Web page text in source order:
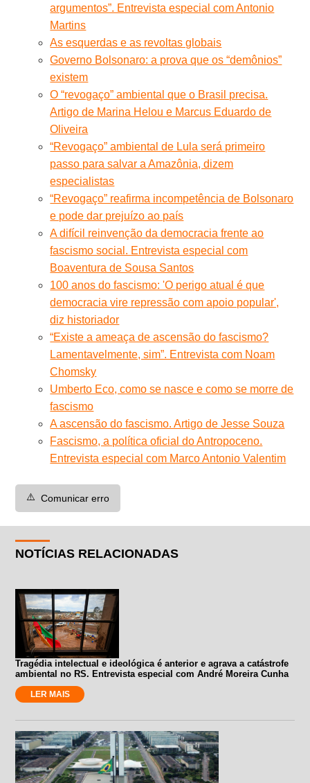
argumentos”. Entrevista especial com Antonio
Martins
As esquerdas e as revoltas globais
Governo Bolsonaro: a prova que os “demônios”
existem
O “revogaço” ambiental que o Brasil precisa.
Artigo de Marina Helou e Marcus Eduardo de
Oliveira
“Revogaço” ambiental de Lula será primeiro
passo para salvar a Amazônia, dizem
especialistas
“Revogaço” reafirma incompetência de Bolsonaro
e pode dar prejuízo ao país
A difícil reinvenção da democracia frente ao
fascismo social. Entrevista especial com
Boaventura de Sousa Santos
100 anos do fascismo: 'O perigo atual é que
democracia vire repressão com apoio popular',
diz historiador
“Existe a ameaça de ascensão do fascismo?
Lamentavelmente, sim”. Entrevista com Noam
Chomsky
Umberto Eco, como se nasce e como se morre de
fascismo
A ascensão do fascismo. Artigo de Jesse Souza
Fascismo, a política oficial do Antropoceno.
Entrevista especial com Marco Antonio Valentim
⚠️ Comunicar erro
NOTÍCIAS RELACIONADAS
Tragédia intelectual e ideológica é anterior e agrava a catástrofe
ambiental no RS. Entrevista especial com André Moreira Cunha
LER MAIS